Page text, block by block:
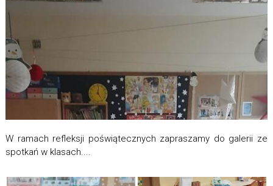
W ramach refleksji poświątecznych zapraszamy do galerii ze
spotkań w klasach....